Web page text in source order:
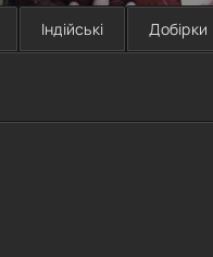
Індійські Добірки